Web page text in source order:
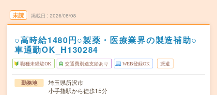
未読 掲載日 2026/08/08
○高時給1480円○製薬・医療業界の製造補助○
車通勤OK_H130284
職種未経験OK 交通費別途支給あり WEB登録OK 派遣
勤務地
埼玉県所沢市
小手指駅から徒歩15分